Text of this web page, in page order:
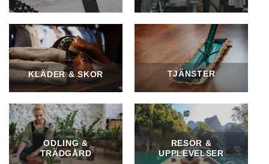
KLÄDER & SKOR TJÄNSTER
ODLING &
TRÄDGÅRD
RESOR &
UPPLEVELSER